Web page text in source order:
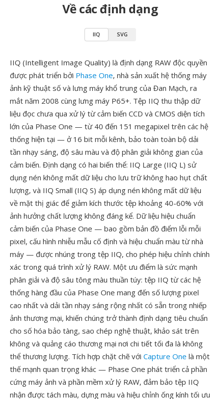
Về các định dạng
IIQ SVG
IIQ (Intelligent Image Quality) là định dạng RAW độc quyền
được phát triển bởi Phase One, nhà sản xuất hệ thống máy
ảnh kỹ thuật số và lưng máy khổ trung của Đan Mạch, ra
mắt năm 2008 cùng lưng máy P65+. Tệp IIQ thu thập dữ
liệu đọc chưa qua xử lý từ cảm biến CCD và CMOS diện tích
lớn của Phase One — từ 40 đến 151 megapixel trên các hệ
thống hiện tại — ở 16 bit mỗi kênh, bảo toàn toàn bộ dải
tần nhạy sáng, độ sâu màu và độ phân giải không gian của
cảm biến. Định dạng có hai biến thể: IIQ Large (IIQ L) sử
dụng nén không mất dữ liệu cho lưu trữ không hao hụt chất
lượng, và IIQ Small (IIQ S) áp dụng nén không mất dữ liệu
về mặt thị giác để giảm kích thước tệp khoảng 40-60% với
ảnh hưởng chất lượng không đáng kể. Dữ liệu hiệu chuẩn
cảm biến của Phase One — bao gồm bản đồ điểm lỗi mỗi
pixel, cấu hình nhiễu mẫu cố định và hiệu chuẩn màu từ nhà
máy — được nhúng trong tệp IIQ, cho phép hiệu chỉnh chính
xác trong quá trình xử lý RAW. Một ưu điểm là sức mạnh
phân giải và độ sâu tông màu thuần túy: tệp IIQ từ các hệ
thống hàng đầu của Phase One mang đến số lượng pixel
cao nhất và dải tần nhạy sáng rộng nhất có sẵn trong nhiếp
ảnh thương mại, khiến chúng trở thành định dạng tiêu chuẩn
cho số hóa bảo tàng, sao chép nghệ thuật, khảo sát trên
không và quảng cáo thương mại nơi chi tiết tối đa là không
thể thương lượng. Tích hợp chặt chẽ với Capture One là một
thế mạnh quan trọng khác — Phase One phát triển cả phần
cứng máy ảnh và phần mềm xử lý RAW, đảm bảo tệp IIQ
nhận được tách màu, dựng màu và hiệu chỉnh ống kính tối ưu